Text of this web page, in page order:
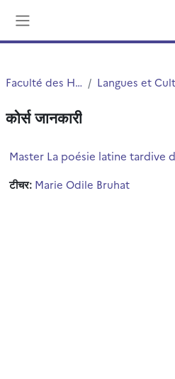
Faculté des Humanités
कोर्स जानकारी
Master La poésie latine tardive
टीचर: Marie Odile Bruhat